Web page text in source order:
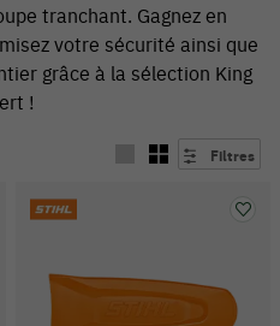
tranchant. Gagnez en
votre sécurité ainsi que
grâce à la sélection King
!
Filtres